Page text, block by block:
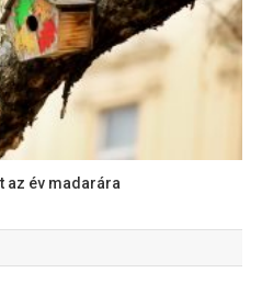
az év madarára